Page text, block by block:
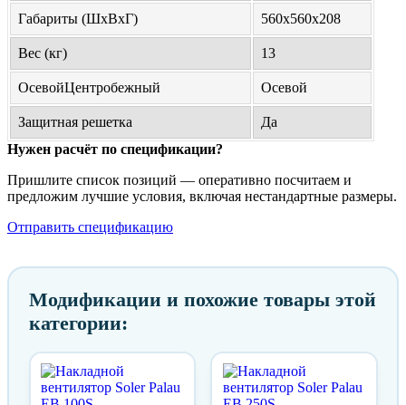
Габариты (ШхВхГ) 560x560x208
Вес (кг) 13
ОсевойЦентробежный Осевой
Защитная решетка
Да
Нужен расчёт по спецификации?
Пришлите список позиций — оперативно посчитаем и
предложим лучшие условия, включая нестандартные размеры.
Отправить спецификацию
Модификации и похожие товары этой
категории: